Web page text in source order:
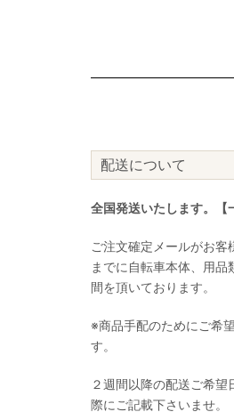
配送について
全国発送いたします。【
ご注文確定メールがお客
までに自転車本体、用
間を頂いております。
※商品手配のためにご希
す。
２週間以降の配送ご希
際にご記載下さいませ。